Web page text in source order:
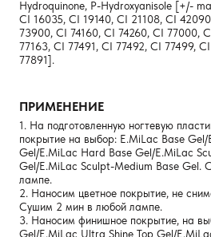
Hydroquinone, P-Hydroxyanisole [+/-
CI 16035, CI 19140, CI 21108, CI
73900, CI 74160, CI 74260, CI 77000,
77163, CI 77491, CI 77492, CI 77499,
77891].
ПРИМЕНЕНИЕ
1. На подготовленную ногтевую
покрытие на выбор: E.MiLac Base
Gel/E.MiLac Hard Base Gel/E.MiLac
Gel/E.MiLac Sculpt-Medium Base Gel.
лампе.
2. Наносим цветное покрытие, не
Сушим 2 мин в любой лампе.
3. Наносим финишное покрытие, на
Gel/E.MiLac Ultra Shine Top Gel/